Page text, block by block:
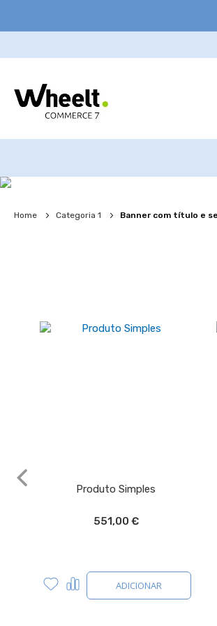
Home Categoria 1 Banner com título e
Produto Simples
551,00 €
ADICIONAR
AdicionarComparar